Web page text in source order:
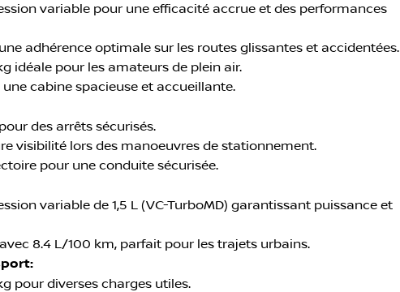
variable pour une efficacité accrue et des performances
adhérence optimale sur les routes glissantes et accidentées.
idéale pour les amateurs de plein air.
cabine spacieuse et accueillante.
des arrêts sécurisés.
visibilité lors des manoeuvres de stationnement.
pour une conduite sécurisée.
variable de 1,5 L (VC-TurboMD) garantissant puissance et
8.4 L/100 km, parfait pour les trajets urbains.
pour diverses charges utiles.